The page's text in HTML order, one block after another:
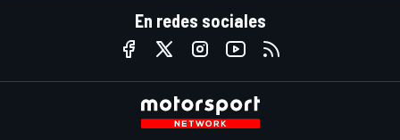
En redes sociales